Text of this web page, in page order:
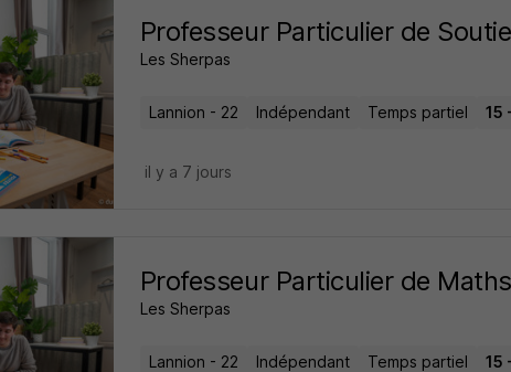
Professeur Particulier de
Les Sherpas
Lannion - 22 Indépendant Temps partiel 15
il y a 7 jours
Professeur Particulier de
Les Sherpas
Lannion - 22 Indépendant Temps partiel 15